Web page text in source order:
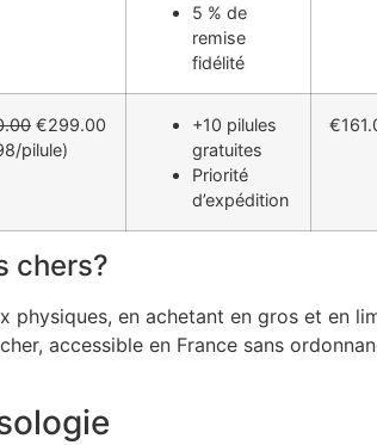
5 % de
remise
fidélité
€299.00
pilule)
+10 pilules
gratuites
Priorité
d’expédition
chers?
physiques, en achetant en gros et en
accessible en France sans